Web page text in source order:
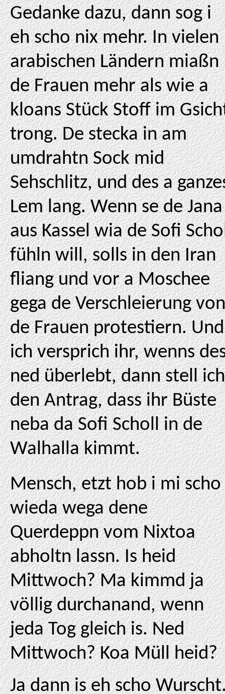
Gedanke dazu, dann sog i
eh scho nix mehr. In vielen
arabischen Ländern miaßn
de Frauen mehr als wie a
kloans Stück Stoff im
trong. De stecka in am
umdrahtn Sock mid
Sehschlitz, und des a
Lem lang. Wenn se de Jana
aus Kassel wia de Sofi
fühln will, solls in den Iran
fliang und vor a Moschee
gega de Verschleierung von
de Frauen protestiern. Und
ich versprich ihr, wenns
ned überlebt, dann stell ich
den Antrag, dass ihr Büste
neba da Sofi Scholl in de
Walhalla kimmt.
Mensch, etzt hob i mi scho
wieda wega dene
Querdeppn vom Nixtoa
abholtn lassn. Is heid
Mittwoch? Ma kimmd ja
völlig durchanand, wenn
jeda Tog gleich is. Ned
Mittwoch? Koa Müll heid?
Ja dann is eh scho